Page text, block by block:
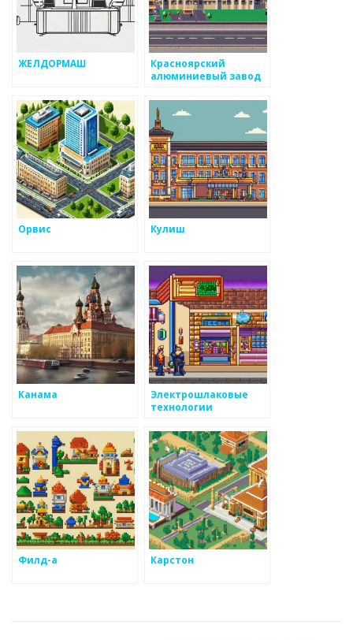
ЖЕЛДОРМАШ
Красноярский
алюминиевый завод
Орвис Кулиш
Канама
Электрошлаковые
технологии
Филд-а Карстон